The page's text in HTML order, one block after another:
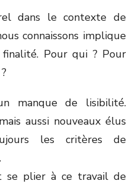
dans le contexte de
connaissons implique
Pour qui ? Pour
manque de lisibilité.
aussi nouveaux élus
les critères de
se plier à ce travail de